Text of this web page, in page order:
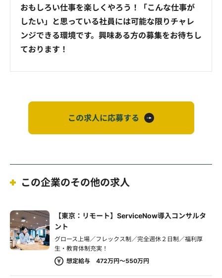
おもしろい仕事を楽しくやろう！「こんな仕事が
したい」と思っている社員には可能な限りチャレ
ンジできる環境です。興味ある方の募集をお待ちし
ております！
この求人に応募する
この企業のその他の求人
【東京：リモート】ServiceNow導入コンサルタ
ント
グロース上場／フレックス制／完全週休２日制／福利厚
生・教育体制充実！
想定給与 472万円～550万円